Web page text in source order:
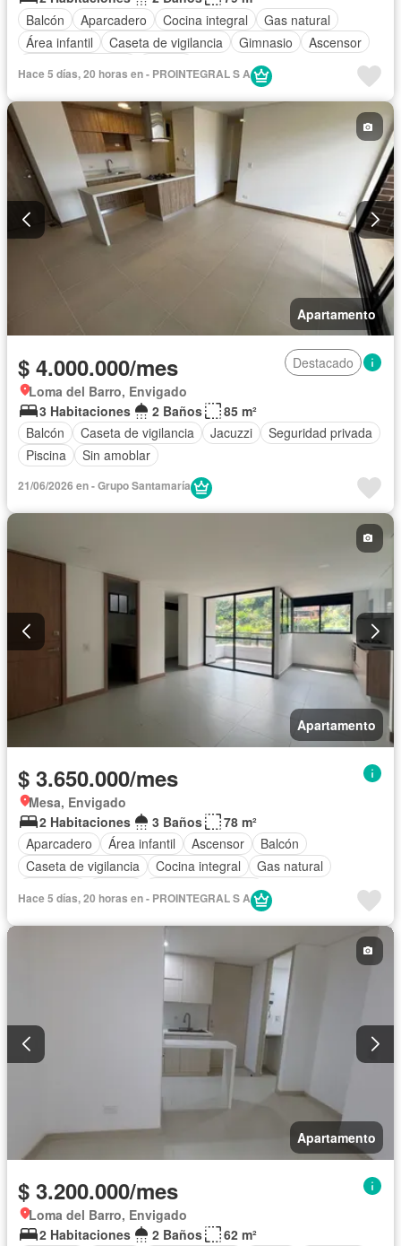
Balcón
Aparcadero Cocina integral
Gas natural
Área infantil
Caseta de vigilancia Gimnasio
Ascensor
Hace 5 días, 20 horas en - PROINTEGRAL S A
Apartamento
$ 4.000.000/mes
Destacado
Loma del Barro, Envigado
3 Habitaciones
2 Baños
85 m²
Balcón
Caseta de vigilancia Jacuzzi
Seguridad privada
Piscina
Sin amoblar
21/06/2026 en - Grupo Santamaría
Apartamento
$ 3.650.000/mes
Mesa, Envigado
2 Habitaciones
3 Baños
78 m²
Aparcadero
Área infantil Ascensor
Balcón
Caseta de vigilancia
Cocina integral
Gas natural
Seguridad privada
Hace 5 días, 20 horas en - PROINTEGRAL S A
Apartamento
$ 3.200.000/mes
Loma del Barro, Envigado
2 Habitaciones
2 Baños
62 m²